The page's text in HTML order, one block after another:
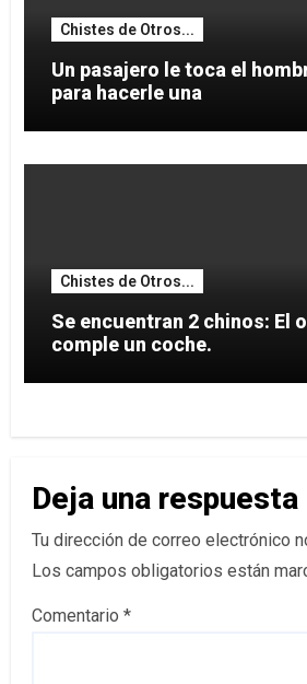
Chistes de Otros...
Un pasajero le toca el
para hacerle una
Chistes de Otros...
Se encuentran 2 chinos: El otlo día me
comple un coche.
Deja una respuesta
Tu dirección de correo electrónico
Los campos obligatorios están
Comentario *